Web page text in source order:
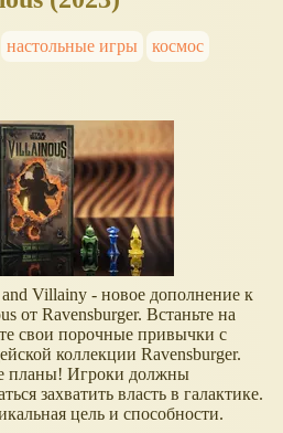
настольные игры
космос
Villainy - новое дополнение к
от Ravensburger. Встаньте на
свои порочные привычки с
коллекции Ravensburger.
планы! Игроки должны
захватить власть в галактике.
цель и способности.